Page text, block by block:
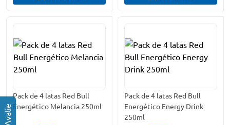
Pack de 4 latas Red Bull
Energético Melancia 250ml
Pack de 4 latas Red Bull
Energético Energy Drink
250ml